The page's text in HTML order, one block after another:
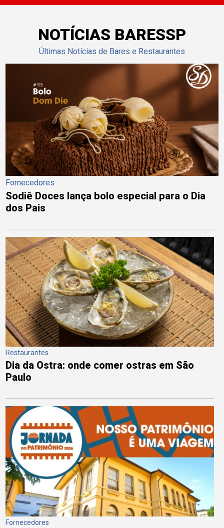
NOTÍCIAS BARESSP
Últimas Notícias de Bares e Restaurantes
Fornecedores
Sodiê Doces lança bolo especial para o Dia
dos Pais
Restaurantes
Dia da Ostra: onde comer ostras em São
Paulo
Fornecedores